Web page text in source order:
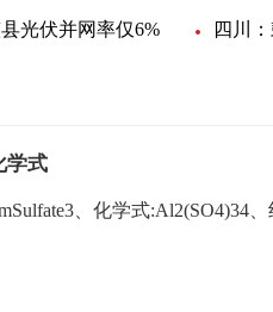
光伏并网率仅6% 四川
学式
、化学式:Al2(SO4)34